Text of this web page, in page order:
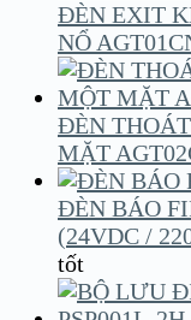
ĐÈN EXIT
NỔ
ĐÈN
MẶT
ĐÈN BÁO
(24VDC /
tốt